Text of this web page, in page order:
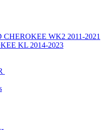
CHEROKEE WK2 2011-2021
KL 2014-2023